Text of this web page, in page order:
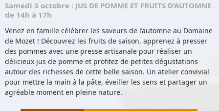
Samedi 3 octobre : JUS DE POMME ET FRUITS D’AUTOMNE
de 14h à 17h
Venez en famille célébrer les saveurs de l’automne au Domaine
de Mozet ! Découvrez les fruits de saison, apprenez à presser
des pommes avec une presse artisanale pour réaliser un
délicieux jus de pomme et profitez de petites dégustations
autour des richesses de cette belle saison. Un atelier convivial
pour mettre la main à la pâte, éveiller les sens et partager un
agréable moment en pleine nature.